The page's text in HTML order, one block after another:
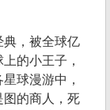
典，被全球亿
的小王子，
球漫游中，
图的商人，死